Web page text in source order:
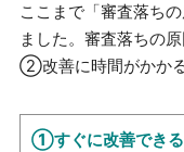
ここまで「審査落ち
ました。審査落ちの
②改善に時間がかかる
①すぐに改善できる